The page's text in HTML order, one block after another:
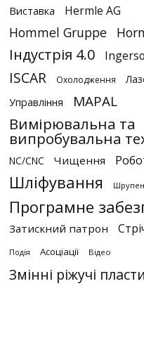
Виставка Hermle AG
Hommel Gruppe Horn
Індустрія 4.0
ISCAR Охолодження
Управління
MAPAL
Вимірювальна та
випробувальна
NC/CNC Чищення
Шліфування Шрупен
Програмне
Затискний патрон
Подія Асоціації Відео
Змінні ріжучі